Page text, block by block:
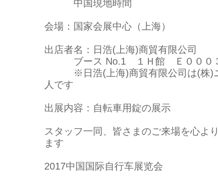
中国現地時間
会場：国家会展中心（上海）
出店者名：日浩(上海)商貿有限公司
ブース No.1 １Ｈ館 Ｅ０００
※日浩(上海)商貿有限公司は(株)ニ
人です
出展内容：自転車用錠の展示
スタッフ一同、皆さまのご来場を心よ
ます
2017中国国际自行车展览会